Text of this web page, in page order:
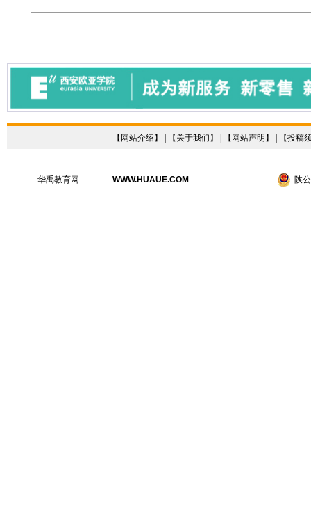
【 网站介绍 】 | 【 关于我们 】 | 【 网站声明 】 | 【投稿
华禹教育网 WWW.HUAUE.COM 陕